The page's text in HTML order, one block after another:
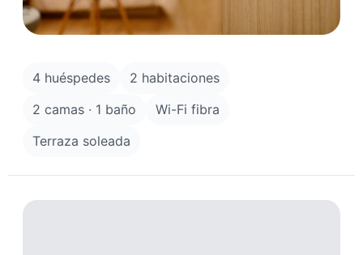
4 huéspedes
2 habitaciones
2 camas · 1 baño
Wi-Fi fibra
Terraza soleada